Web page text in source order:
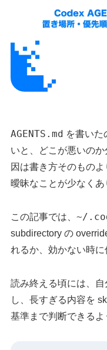
AGENTS.md を書いた
いと、どこが悪いの
因は書き方そのもの
曖昧なことが少なくあ
この記事では、~/
subdirectory の
れるか、効かない時に
読み終える頃には、
し、長すぎる内容を
基準まで判断できるよ